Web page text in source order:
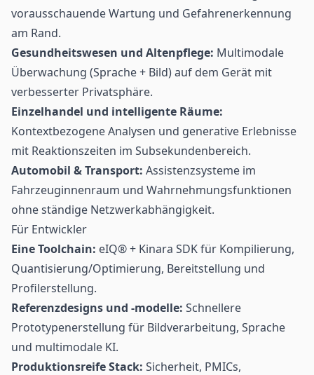
vorausschauende Wartung und Gefahrenerkennung
am Rand.
Gesundheitswesen und Altenpflege: Multimodale
Überwachung (Sprache + Bild) auf dem Gerät mit
verbesserter Privatsphäre.
Einzelhandel und intelligente Räume:
Kontextbezogene Analysen und generative Erlebnisse
mit Reaktionszeiten im Subsekundenbereich.
Automobil & Transport: Assistenzsysteme im
Fahrzeuginnenraum und Wahrnehmungsfunktionen
ohne ständige Netzwerkabhängigkeit.
Für Entwickler
Eine Toolchain: eIQ® + Kinara SDK für Kompilierung,
Quantisierung/Optimierung, Bereitstellung und
Profilerstellung.
Referenzdesigns und -modelle: Schnellere
Prototypenerstellung für Bildverarbeitung, Sprache
und multimodale KI.
Produktionsreife Stack: Sicherheit, PMICs,